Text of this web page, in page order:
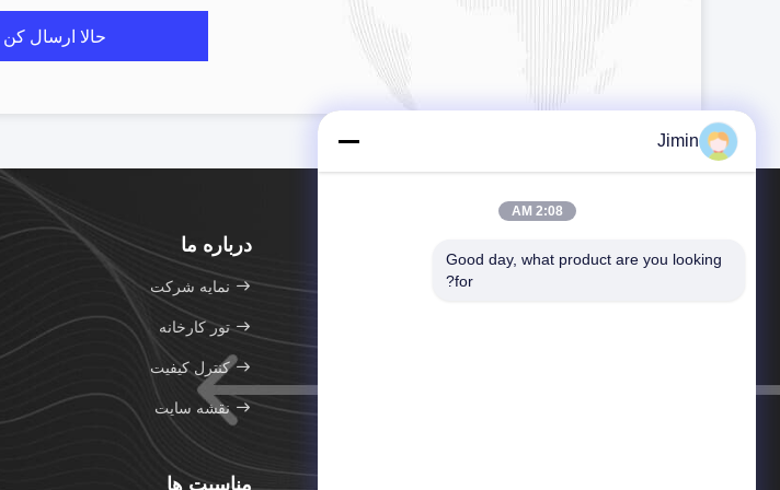
حالا ارسال کن
درباره ما
نمایه شرکت
تور کارخانه
کنترل کیفیت
نقشه سایت
مناسبت ها
Jimin
2:08 AM
Good day, what product are you looking
for?